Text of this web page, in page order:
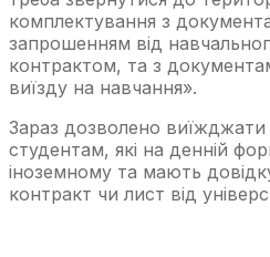
комплектування з
запрошенням від
контрактом, та з
виїзду на навчання».
Зараз дозволено виїжджати
студентам, які на денній
іноземному та мають
контракт чи лист від